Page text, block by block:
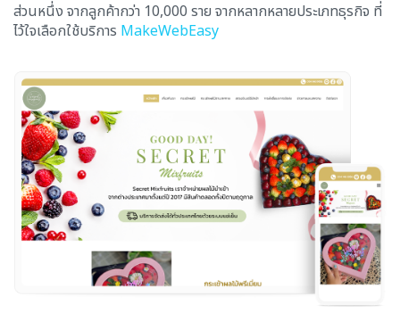
ส่วนหนึ่ง จากลูกค้ากว่า 10,000 ราย จากหลากหลายประเภทธุรกิจ ที่
ไว้ใจเลือกใช้บริการ MakeWebEasy